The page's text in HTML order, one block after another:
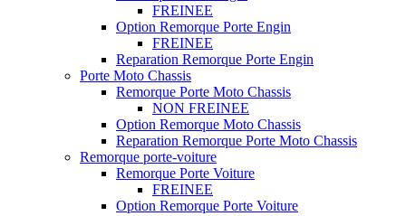
FREINEE
Option Remorque Porte Engin
FREINEE
Reparation Remorque Porte Engin
Porte Moto Chassis
Remorque Porte Moto Chassis
NON FREINEE
Option Remorque Moto Chassis
Reparation Remorque Porte Moto Chassis
Remorque porte-voiture
Remorque Porte Voiture
FREINEE
Option Remorque Porte Voiture